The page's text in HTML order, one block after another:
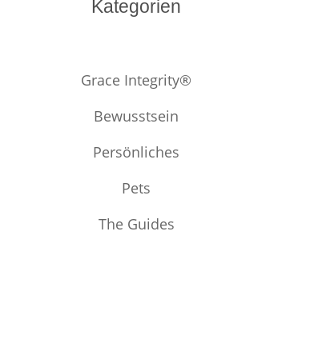
Kategorien
Grace Integrity®
Bewusstsein
Persönliches
Pets
The Guides